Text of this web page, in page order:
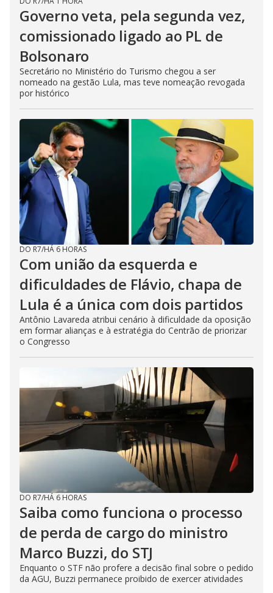
Governo veta, pela segunda vez,
comissionado ligado ao PL de
Bolsonaro
Secretário no Ministério do Turismo chegou a ser
nomeado na gestão Lula, mas teve nomeação revogada
por histórico
DO R7/HÁ 6 HORAS
Com união da esquerda e
dificuldades de Flávio, chapa de
Lula é a única com dois partidos
Antônio Lavareda atribui cenário à dificuldade da oposição
em formar alianças e à estratégia do Centrão de priorizar
o Congresso
DO R7/HÁ 6 HORAS
Saiba como funciona o processo
de perda de cargo do ministro
Marco Buzzi, do STJ
Enquanto o STF não profere a decisão final sobre o pedido
da AGU, Buzzi permanece proibido de exercer atividades